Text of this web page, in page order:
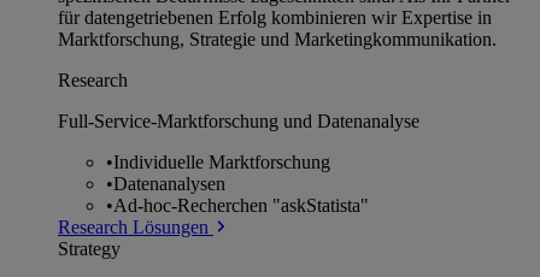
für datengetriebenen Erfolg kombinieren wir Expertise in
Marktforschung, Strategie und Marketingkommunikation.
Research
Full-Service-Marktforschung und Datenanalyse
•Individuelle Marktforschung
•Datenanalysen
•Ad-hoc-Recherchen "askStatista"
Research Lösungen
Strategy